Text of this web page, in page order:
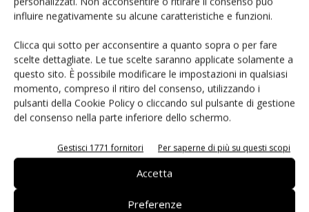
influire negativamente su alcune caratteristiche e funzioni.
Clicca qui sotto per acconsentire a quanto sopra o per fare
scelte dettagliate. Le tue scelte saranno applicate solamente a
questo sito. È possibile modificare le impostazioni in qualsiasi
momento, compreso il ritiro del consenso, utilizzando i
pulsanti della Cookie Policy o cliccando sul pulsante di gestione
del consenso nella parte inferiore dello schermo.
Gestisci 1771 fornitori Per saperne di più su questi scopi
Accetta
Preferenze
Salva il mio nome, email e sito web in questo browser per i
prossimi commenti.